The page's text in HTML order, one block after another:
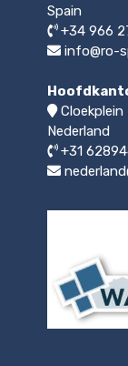
Spain
+34 966
info@ro-
Nederland
+31